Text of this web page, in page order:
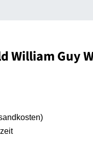
William Guy